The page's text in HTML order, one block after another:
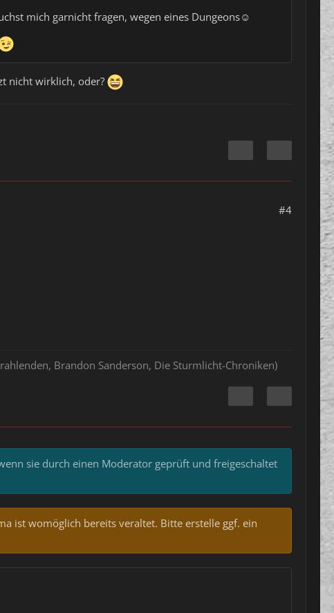
mich garnicht fragen, wegen eines Dungeons☺️
nicht wirklich, oder?
#4
Brandon Sanderson, Die Sturmlicht-Chroniken)
sie durch einen Moderator geprüft und freigeschaltet
ist womöglich bereits veraltet. Bitte erstelle ggf. ein